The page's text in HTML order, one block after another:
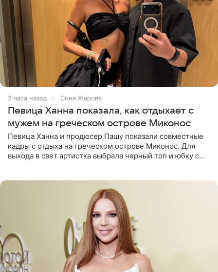
2 часа назад Соня Жарова
Певица Ханна показала, как отдыхает с
мужем на греческом острове Миконос
Певица Ханна и продюсер Пашу показали совместные
кадры с отдыха на греческом острове Миконос. Для
выхода в свет артистка выбрала черный топ и юбку с